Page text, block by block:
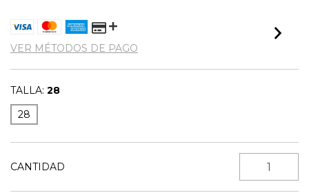
VER MÉTODOS DE PAGO
TALLA: 28
28
CANTIDAD